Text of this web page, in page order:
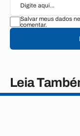
Salvar meus dados
comentar.
Leia